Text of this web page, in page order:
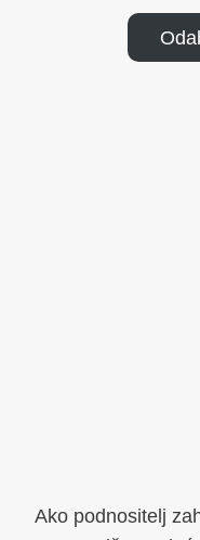
Ako podnositelj